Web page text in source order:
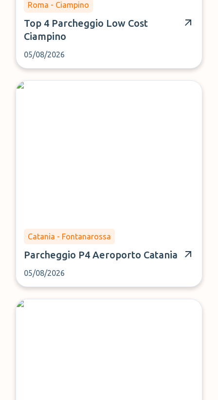
Roma - Ciampino
Top 4 Parcheggio Low Cost
Ciampino
05/08/2026
Catania - Fontanarossa
Parcheggio P4 Aeroporto Catania
05/08/2026